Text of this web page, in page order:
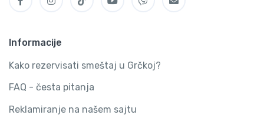
Informacije
Kako rezervisati smeštaj u Grčkoj?
FAQ - česta pitanja
Reklamiranje na našem sajtu